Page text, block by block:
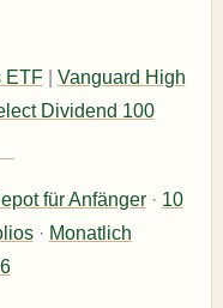
ETF| Vanguard High
Dividend 100
für Anfänger· 10
· Monatlich